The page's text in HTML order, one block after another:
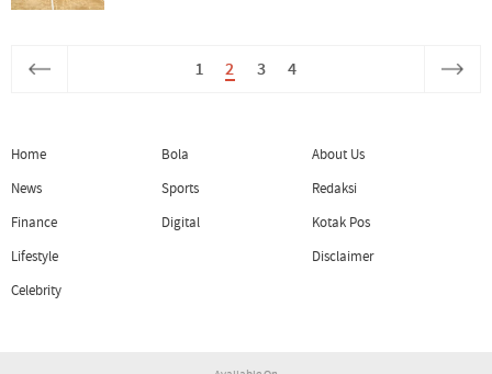
1 2 3 4
Home
News
Finance
Lifestyle
Celebrity
Bola
Sports
Digital
About Us
Redaksi
Kotak Pos
Disclaimer